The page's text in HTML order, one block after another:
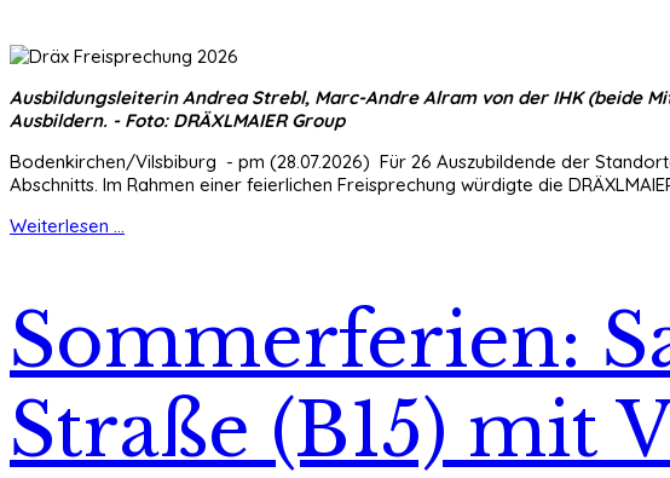
Ausbildungsleiterin Andrea Strebl, Marc-Andre Alram von der IHK (beide
Ausbildern. - Foto: DRÄXLMAIER Group
Bodenkirchen/Vilsbiburg - pm (28.07.2026) Für 26 Auszubildende der
Abschnitts. Im Rahmen einer feierlichen Freisprechung würdigte die
Weiterlesen ...
Sommerferien:
Straße (B15) mit